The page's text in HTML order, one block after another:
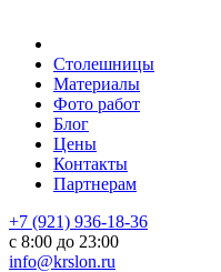
Столешницы
Материалы
Фото работ
Блог
Цены
Контакты
Партнерам
+7 (921) 936-18-36
с 8:00 до 23:00
info@krslon.ru